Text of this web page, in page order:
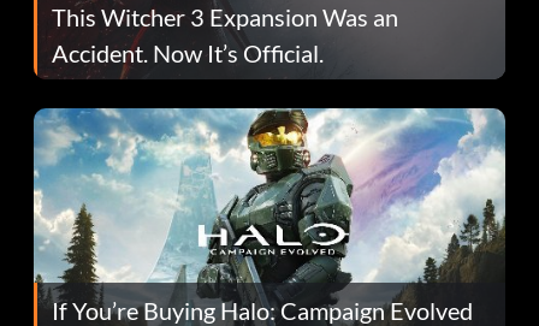
This Witcher 3 Expansion Was an
Accident. Now It’s Official.
If You’re Buying Halo: Campaign Evolved